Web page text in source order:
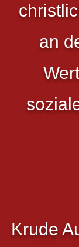
an
Krude